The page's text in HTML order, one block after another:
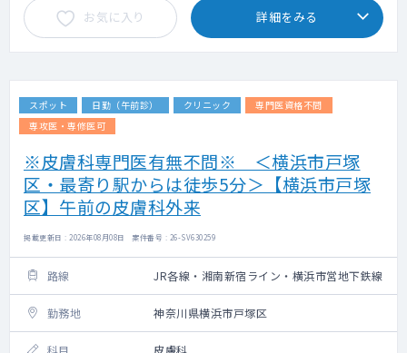
お気に入り 詳細をみる
スポット 日勤（午前診） クリニック
専門医資格不問
専攻医・専修医可
※皮膚科専門医有無不問※ ＜横浜市戸塚
区・最寄り駅からは徒歩5分＞【横浜市戸塚
区】午前の皮膚科外来
掲載更新日 : 2026年08月08日 案件番号 : 26-SV630259
路線 JR各線・湘南新宿ライン・横浜市営地下鉄線
勤務地 神奈川県横浜市戸塚区
科目 皮膚科